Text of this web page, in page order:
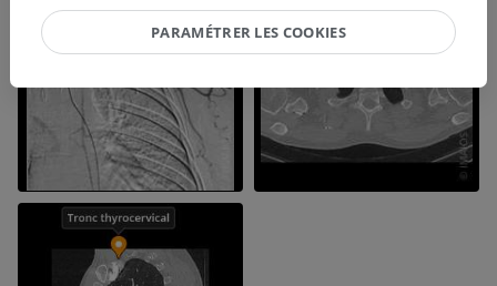
PARAMÉTRER LES COOKIES